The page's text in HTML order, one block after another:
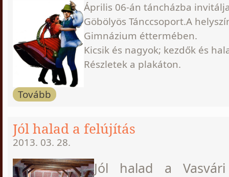
Április 06-án táncházba
Göbölyös Tánccsoport.A
Gimnázium éttermében.
Kicsik és nagyok; kezdők és
Részletek a plakáton.
Tovább
Jól halad a felújítás
2013. 03. 28.
Jól halad a